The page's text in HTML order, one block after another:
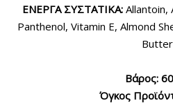
ΕΝΕΡΓΑ ΣΥΣΤΑΤΙΚΑ:Allantoin,
Panthenol, Vitamin E, Almond
Butter
Βάρος:
Όγκος